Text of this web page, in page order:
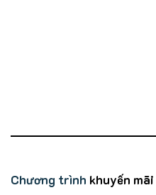
Chương trình khuyến mãi